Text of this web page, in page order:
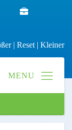
| Reset | Kleiner